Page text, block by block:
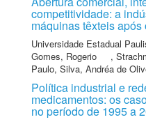
competitividade: a
máquinas têxteis após
Universidade Estadual
Gomes, Rogerio
,
Paulo, Silva, Andréa de
Política industrial e
medicamentos: os
no período de 1995 a